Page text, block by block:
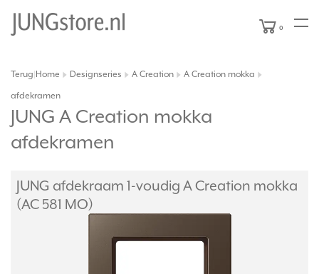
0
Terug Home Designseries A Creation A Creation mokka
afdekramen
JUNG A Creation mokka
afdekramen
JUNG afdekraam 1-voudig A Creation mokka
(AC 581 MO)